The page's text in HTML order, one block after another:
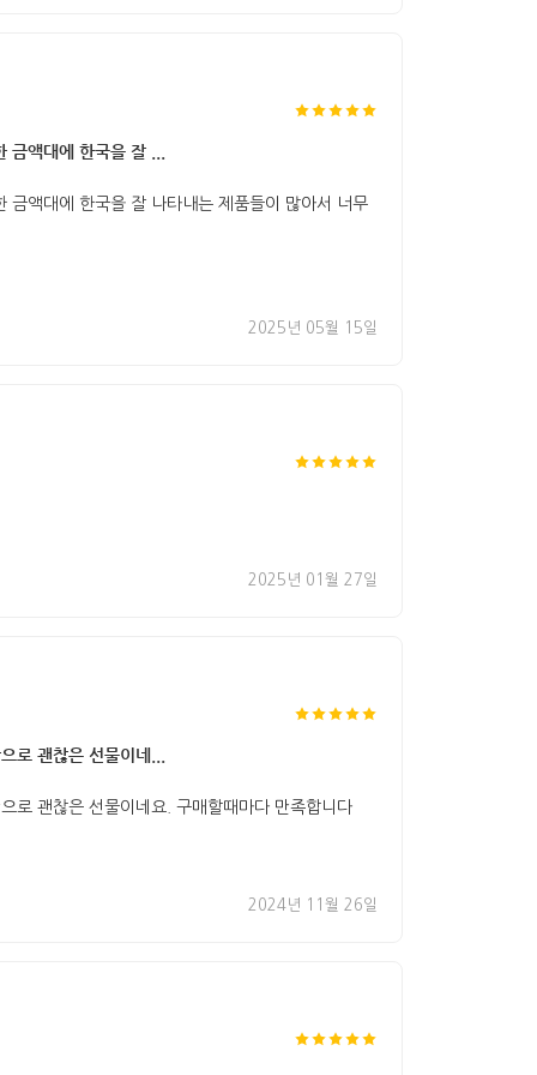
액대에 한국을 잘 ...
금액대에 한국을 잘 나타내는 제품들이 많아서 너무
2025년 05월 15일
2025년 01월 27일
로 괜찮은 선물이네...
로 괜찮은 선물이네요. 구매할때마다 만족합니다
2024년 11월 26일